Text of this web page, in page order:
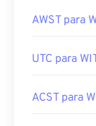
AWST para
UTC para
ACST para